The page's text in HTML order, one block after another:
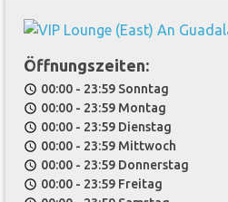
Öffnungszeiten:
schedule 00:00 - 23:59 Sonntag
schedule 00:00 - 23:59 Montag
schedule 00:00 - 23:59 Dienstag
schedule 00:00 - 23:59 Mittwoch
schedule 00:00 - 23:59 Donnerstag
schedule 00:00 - 23:59 Freitag